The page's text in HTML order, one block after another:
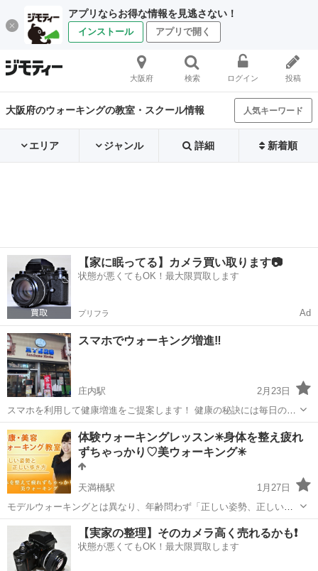
アプリならお得な情報を見逃さない！
インストール アプリで開く
大阪府 検索 ログイン 投稿
大阪府のウォーキングの教室・スクール情報 人気キーワード
エリア ジャンル 詳細 新着順
【家に眠ってる】カメラ買い取ります📷
状態が悪くてもOK！最大限買取します
プリフラ Ad
スマホでウォーキング増進‼️
庄内駅
2月23日
スマホを利用して健康増進をご提案します！ 健康の秘訣には毎日のウ
ォーキングが必須です。 ですが、今回は毎日継続できる運動を生活の
一部に取り入れより一層の健康を手に入れるお手伝いをご提案致しま
す。 開催場所：3丁目広場（阪...
大阪 豊中市 庄内駅 ウォーキング ベンチプレス
体験ウォーキングレッスン✳︎身体を整え疲れ
ずちゃっかり♡美ウォーキング✳︎
天満橋駅
1月27日
モデルウォーキングとは異なり、年齢問わず「正しい姿勢、正しい歩
き方」を身につける健康ウォーキング体験レッスンです。 普段から肩
がこりやすい、腰痛になりやすい、姿勢歩き方していませんか？ 今が
日常の癖を変えるチャンスです‼️...
大阪 大阪市 天満橋駅 ウォーキング 姿勢
【実家の整理】そのカメラ高く売れるかも❗️
状態が悪くてもOK！最大限買取します